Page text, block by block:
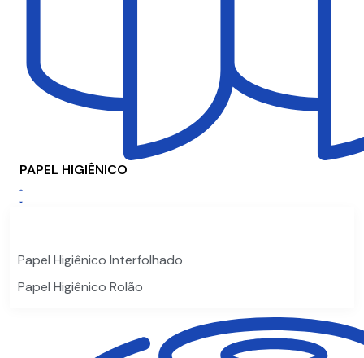
PAPEL HIGIÊNICO
Papel Higiênico Interfolhado
Papel Higiênico Rolão